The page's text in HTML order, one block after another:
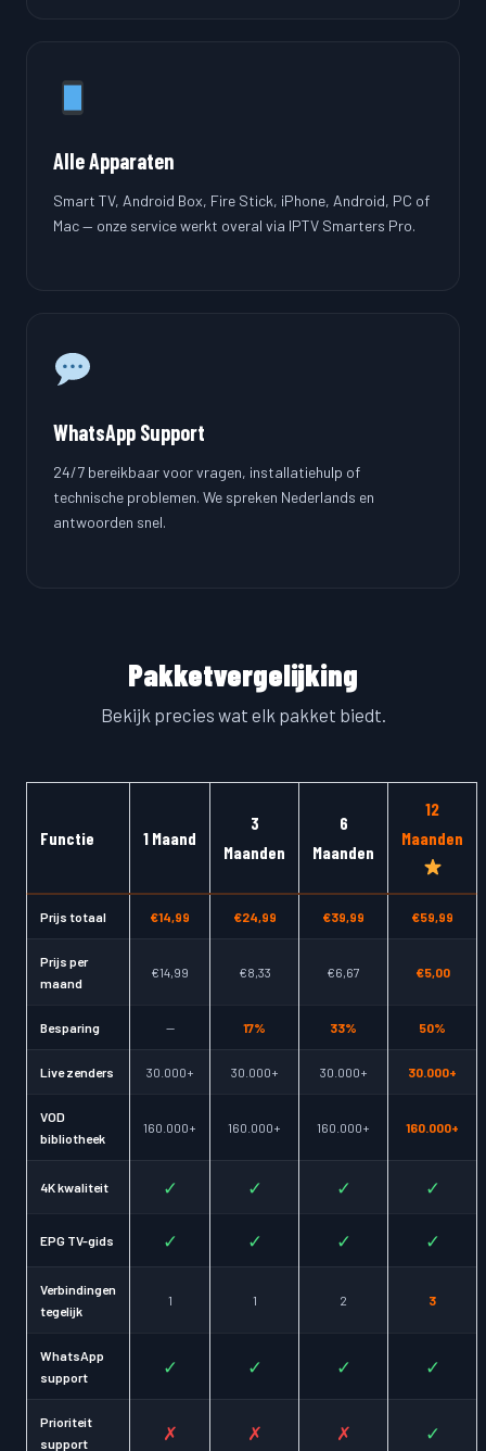
Alle Apparaten
Smart TV, Android Box, Fire Stick, iPhone, Android, PC of
Mac — onze service werkt overal via IPTV Smarters Pro.
WhatsApp Support
24/7 bereikbaar voor vragen, installatiehulp of
technische problemen. We spreken Nederlands en
antwoorden snel.
Pakketvergelijking
Bekijk precies wat elk pakket biedt.
Functie 1 Maand
3
Maanden
6
Maanden
12
Maanden
Prijs totaal €14,99 €24,99 €39,99 €59,99
Prijs per
maand
€14,99 €8,33 €6,67 €5,00
Besparing — 17% 33% 50%
Live zenders 30.000+ 30.000+ 30.000+ 30.000+
VOD
bibliotheek
160.000+ 160.000+ 160.000+ 160.000+
4K kwaliteit ✓ ✓ ✓ ✓
EPG TV-gids ✓ ✓ ✓ ✓
Verbindingen
tegelijk
1 1 2 3
WhatsApp
support
✓ ✓ ✓ ✓
Prioriteit
support
✗ ✗ ✗ ✓